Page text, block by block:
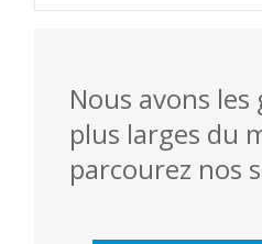
Nous avons les
plus larges du
parcourez nos